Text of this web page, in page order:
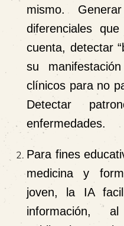
mismo.
diferenciales
cuenta, detectar
su
clínicos para no
Detectar
enfermedades.
Para fines
medicina y
joven, la IA
información,